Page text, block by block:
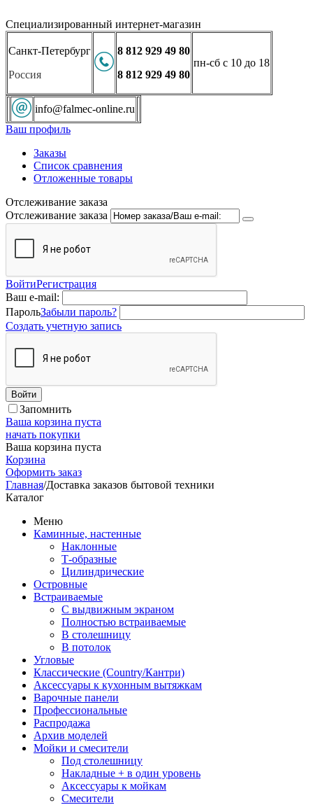
Специализированный интернет-магазин
Санкт-Петербург
Россия
8 812 929 49 80
8 812 929 49 80
пн-сб с 10 до 18
info@falmec-online.ru
Ваш профиль
Заказы
Список сравнения
Отложенные товары
Отслеживание заказа
Отслеживание заказа
ВойтиРегистрация
Ваш e-mail:
ПарольЗабыли пароль?
Создать учетную запись
Войти
Запомнить
Ваша корзина пуста
начать покупки
Ваша корзина пуста
Корзина
Оформить заказ
Главная/Доставка заказов бытовой техники
Каталог
Меню
Каминные, настенные
Наклонные
Т-образные
Цилиндрические
Островные
Встраиваемые
С выдвижным экраном
Полностью встраиваемые
В столешницу
В потолок
Угловые
Классические (Country/Кантри)
Аксессуары к кухонным вытяжкам
Варочные панели
Профессиональные
Распродажа
Архив моделей
Мойки и смесители
Под столешницу
Накладные + в один уровень
Аксессуары к мойкам
Смесители